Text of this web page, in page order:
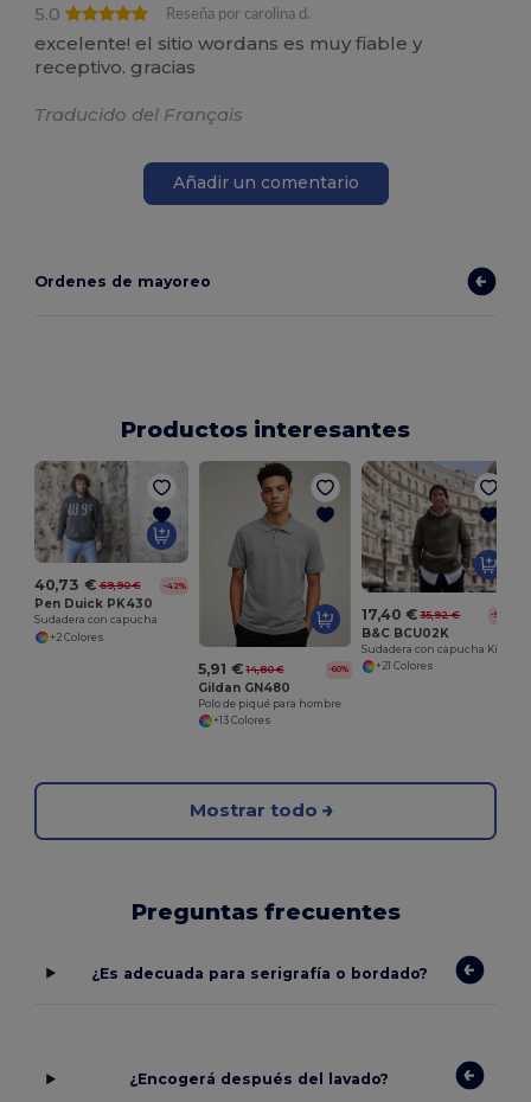
5.0
Reseña por carolina d.
excelente! el sitio wordans es muy fiable y
receptivo. gracias
Traducido del Français
Añadir un comentario
Ordenes de mayoreo
Productos interesantes
40,73 € 69,90 € -42%
Pen Duick PK430
Sudadera con capucha
+2 Colores
5,91 € 14,80 € -60%
Gildan GN480
Polo de piqué para hombre
+13 Colores
17,40 € 35,92 € -52%
B&C BCU02K
Sudadera con capucha King
+21 Colores
Mostrar todo
Preguntas frecuentes
¿Es adecuada para serigrafía o bordado?
¿Encogerá después del lavado?